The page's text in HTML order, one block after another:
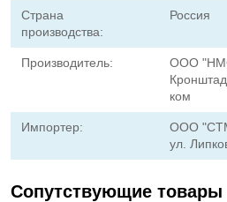
Страна
производства:
Россия
Производитель:
ООО
ком
Импортер:
ООО "СТМ
ул.
Сопутствующие товары